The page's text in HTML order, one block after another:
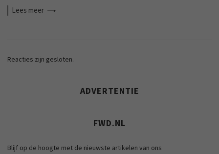
Lees meer
Reacties zijn gesloten.
ADVERTENTIE
FWD.NL
Blijf op de hoogte met de nieuwste artikelen van ons